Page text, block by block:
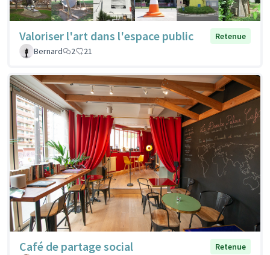
Valoriser l'art dans l'espace public
Retenue
Bernard
2 21
Café de partage social
Retenue